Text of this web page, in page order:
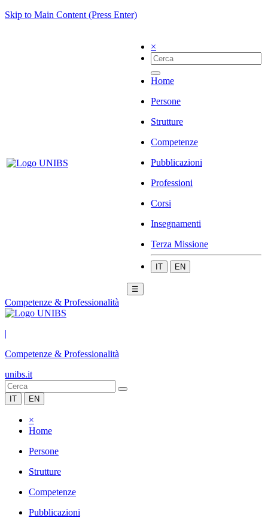
Skip to Main Content (Press Enter)
×
Home
Persone
Strutture
Competenze
Pubblicazioni
Professioni
Corsi
Insegnamenti
Terza Missione
IT EN
☰
Competenze & Professionalità
|
Competenze & Professionalità
unibs.it
IT EN
×
Home
Persone
Strutture
Competenze
Pubblicazioni